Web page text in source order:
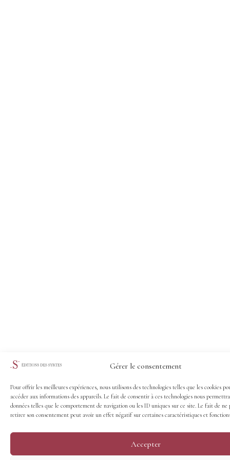
Gérer le consentement
Pour offrir les meilleures expériences, nous utilisons des technologies telles que les cookies
accéder aux informations des appareils. Le fait de consentir à ces technologies nous
données telles que le comportement de navigation ou les ID uniques sur ce site. Le fait de ne
retirer son consentement peut avoir un effet négatif sur certaines caractéristiques et
Accepter